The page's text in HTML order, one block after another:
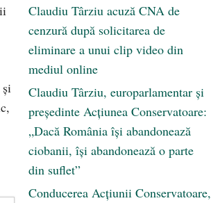
Claudiu Târziu acuză CNA de
cenzură după solicitarea de
eliminare a unui clip video din
mediul online
Claudiu Târziu, europarlamentar și
președinte Acțiunea Conservatoare:
„Dacă România își abandonează
ciobanii, își abandonează o parte
din suflet”
Conducerea Acțiunii Conservatoare,